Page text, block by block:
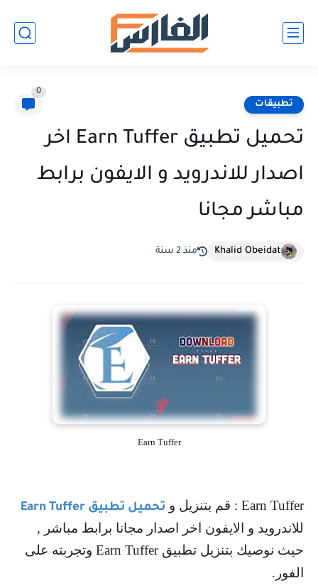
تطبيقات
0
تحميل تطبيق Earn Tuffer اخر
اصدار للاندرويد و الايفون برابط
مباشر مجانا
Khalid Obeidat منذ 2 سنة
Earn Tuffer
Earn Tuffer : قم بتنزيل و تحميل تطبيق Earn Tuffer
للاندرويد و الايفون اخر اصدار مجانا برابط مباشر ,
حيث نوصيك بتنزيل تطبيقEarn Tuffer وتجربته على
الفور.